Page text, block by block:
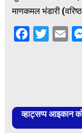
माणकमल भंडारी
व्हाट्सप्प आइकान